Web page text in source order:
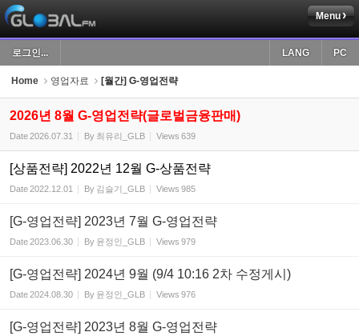
Menu
로그인... PC
LANG
Home 영업자료 [월간] G-영업전략
2026년 8월 G-영업전략(글로벌금융판매)
Date2026.07.31 By 최유리_GLB Views 639
[상품전략] 2022년 12월 G-상품전략
Date2022.12.01 By 김슬기_GLB Views 985
[G-영업전략] 2023년 7월 G-영업전략
Date2023.06.30 By 윤정인_GLB Views 979
[G-영업전략] 2024년 9월 (9/4 10:16 2차 수정게시)
Date2024.08.30 By 윤정인_GLB Views 976
[G-영업전략] 2023년 8월 G-영업전략
Sketchbook5, 스케치북5
Sketchbook5, 스케치북5